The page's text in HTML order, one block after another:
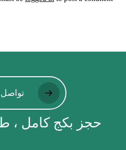
تواصل
حجز بكج كامل ،